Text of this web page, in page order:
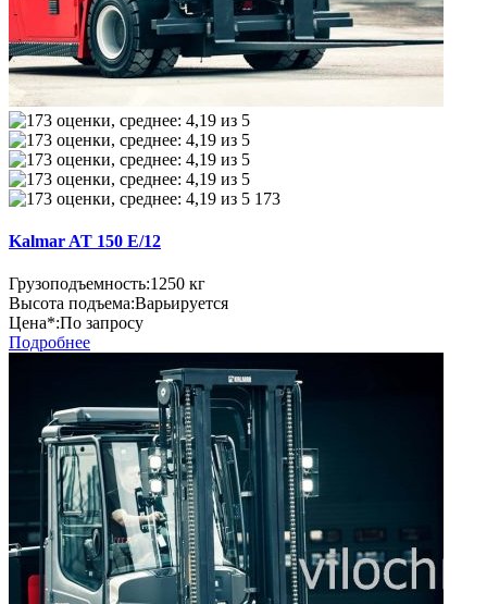
173
Kalmar AT 150 E/12
Грузоподъемность:1250 кг
Высота подъема:Варьируется
Цена*:По запросу
Подробнее